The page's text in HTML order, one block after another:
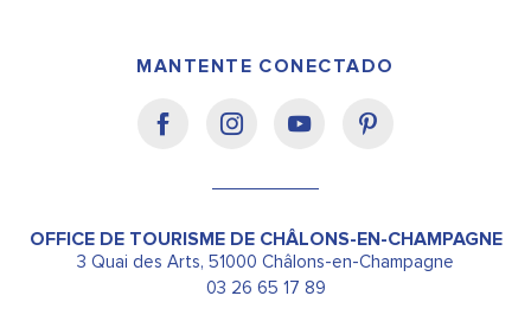
MANTENTE CONECTADO
OFFICE DE TOURISME DE CHÂLONS-EN-CHAMPAGNE
3 Quai des Arts, 51000 Châlons-en-Champagne
03 26 65 17 89